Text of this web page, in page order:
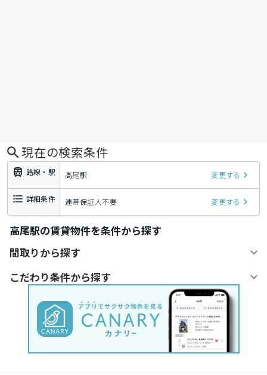
現在の検索条件
路線・駅 高尾駅 変更する
詳細条件 連帯保証人不要 変更する
高尾駅の賃貸物件を条件から探す
間取りから探す
こだわり条件から探す